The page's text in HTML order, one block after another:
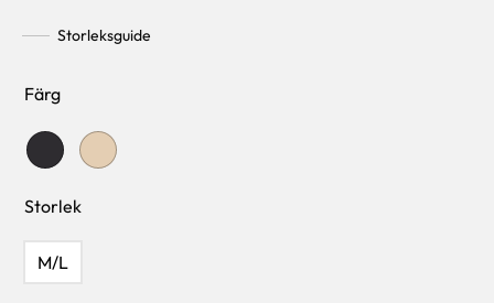
Storleksguide
Färg
Storlek
M/L